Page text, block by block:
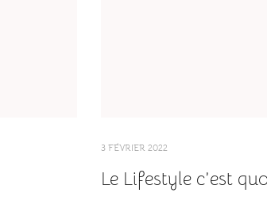
3 FÉVRIER 2022
Le Lifestyle c’est